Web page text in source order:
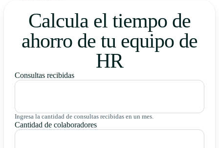
Calcula el tiempo de
ahorro de tu equipo de
HR
Consultas recibidas
Ingresa la cantidad de consultas recibidas en un mes.
Cantidad de colaboradores